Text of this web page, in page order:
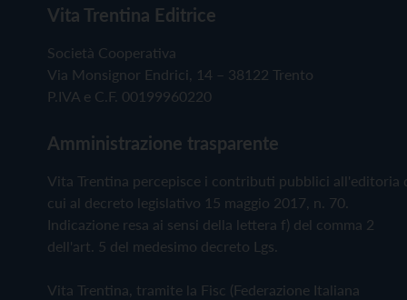
Vita Trentina Editrice
Società Cooperativa
Via Monsignor Endrici, 14 – 38122 Trento
P.IVA e C.F. 00199960220
Amministrazione trasparente
Vita Trentina percepisce i contributi pubblici all'editoria
cui al decreto legislativo 15 maggio 2017, n. 70.
Indicazione resa ai sensi della lettera f) del comma 2
dell'art. 5 del medesimo decreto Lgs.
Vita Trentina, tramite la Fisc (Federazione Italiana